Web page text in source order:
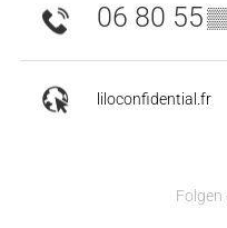
06 80 55
liloconfidential.fr
Folgen